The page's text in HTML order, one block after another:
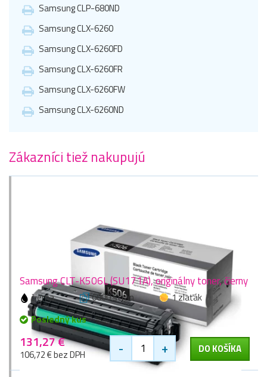
Samsung CLP-680ND
Samsung CLX-6260
Samsung CLX-6260FD
Samsung CLX-6260FR
Samsung CLX-6260FW
Samsung CLX-6260ND
Zákazníci tiež nakupujú
Samsung CLT-K506L (SU171A), originálny toner, čierny
čierna 6000 stran
1 zlaťák
Posledný kus
131,27 €
106,72 € bez DPH - + DO KOŠÍKA